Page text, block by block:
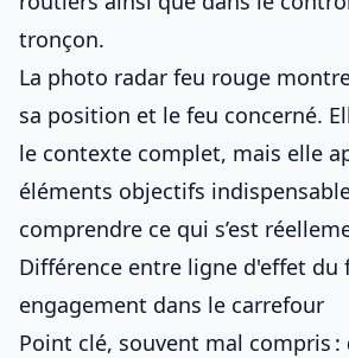
tronçon.
La photo radar feu rouge
sa position et le feu concerné.
le contexte complet, mais elle
éléments objectifs
comprendre ce qui s’est
Différence entre ligne d'effet du
engagement dans le carrefour
Point clé, souvent mal compris :